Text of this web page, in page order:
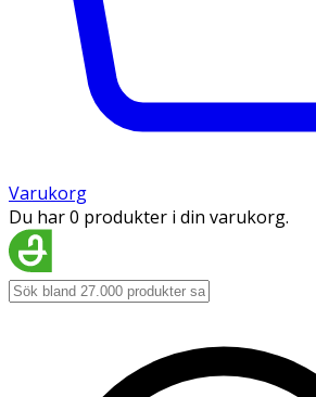
Varukorg
Du har 0 produkter i din varukorg.